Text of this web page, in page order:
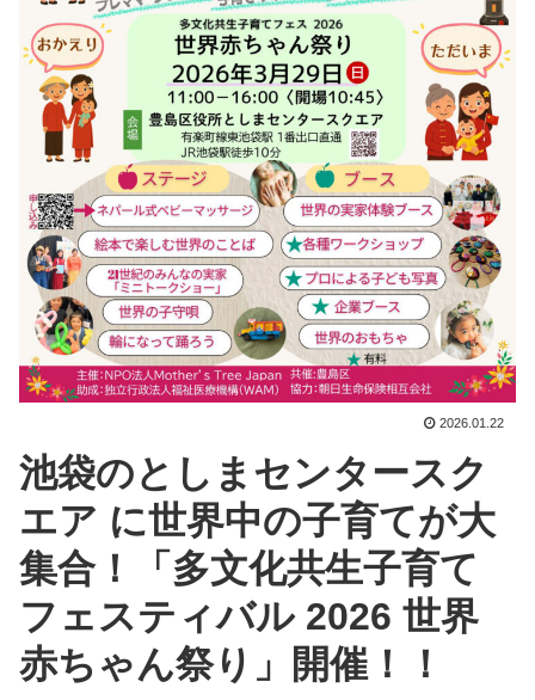
2026.01.22
池袋のとしまセンタースク
エア に世界中の子育てが大
集合！「多文化共生子育て
フェスティバル 2026 世界
赤ちゃん祭り」開催！！